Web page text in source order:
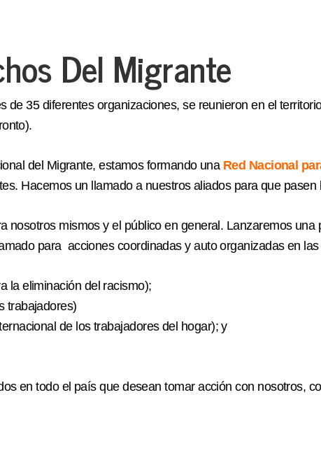
Del Migrante
de 35 diferentes organizaciones, se reunieron en el
del Migrante, estamos formando una Red Nacional
Hacemos un llamado a nuestros aliados para que pasen
nosotros mismos y el público en general. Lanzaremos
para acciones coordinadas y auto organizadas en
la eliminación del racismo);
trabajadores)
de los trabajadores del hogar); y
en todo el país que desean tomar acción con nosotros,